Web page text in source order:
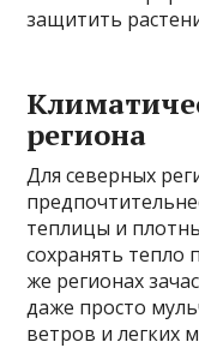
защитить
региона
Для северных
теплицы и
сохранять
же регионах
даже просто
ветров и легких